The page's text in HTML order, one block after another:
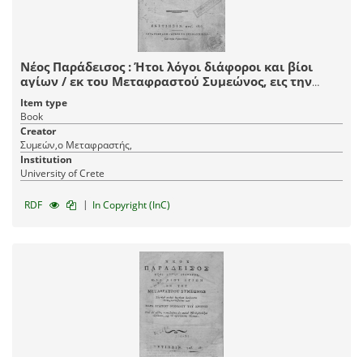
Νέος Παράδεισος : Ήτοι λόγοι διάφοροι και βίοι
αγίων / εκ του Μεταφραστού Συμεώνος, εις την
κοινήν ημετέραν διάλεκτον μεταγλωττισθέντες μεν
παρά Αγαπίου μοναχού του Κρητός.
Item type
Book
Creator
Συμεών,ο Μεταφραστής,
Institution
University of Crete
RDF | In Copyright (InC)